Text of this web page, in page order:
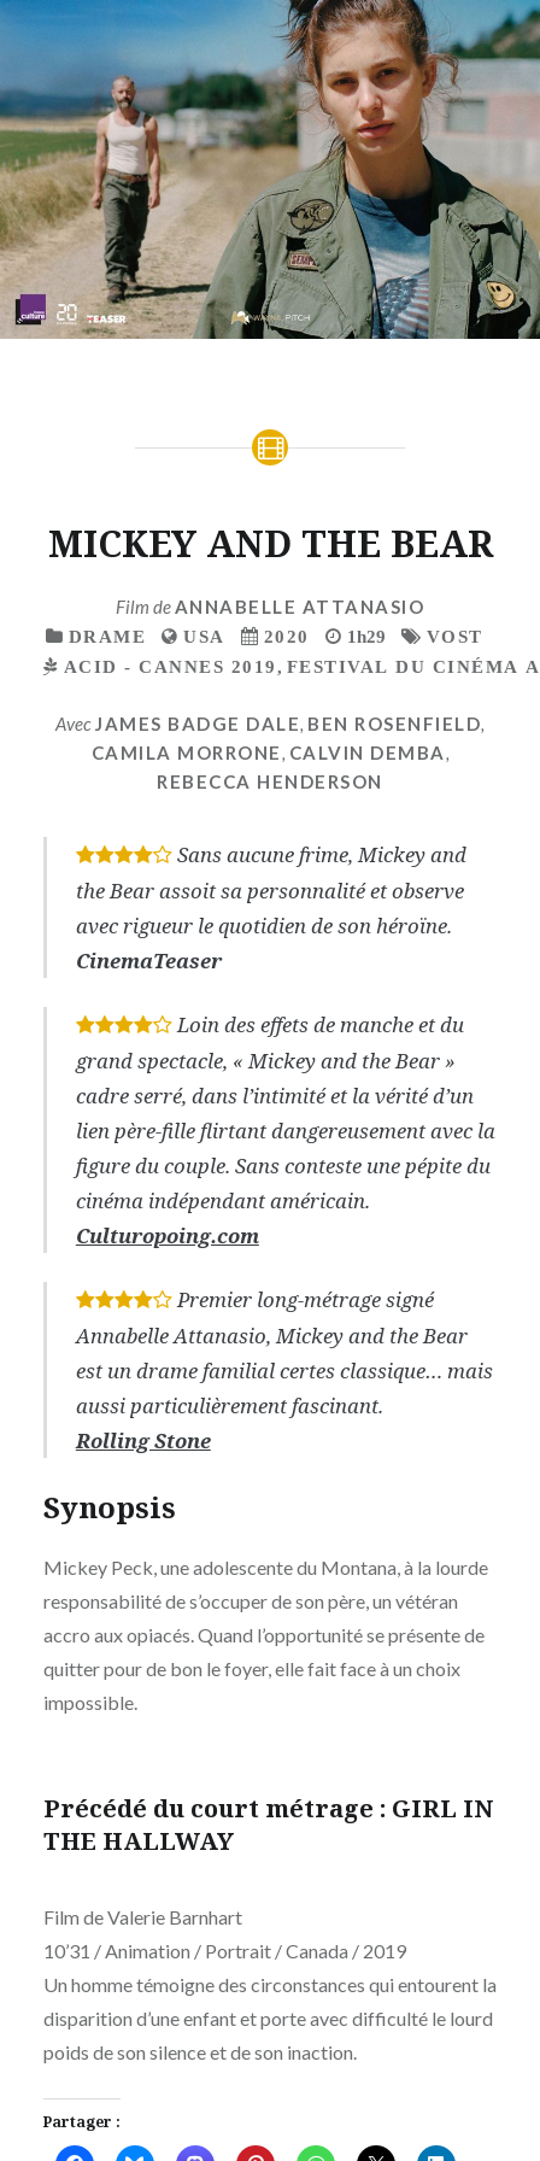
MICKEY AND THE BEAR
Film deANNABELLE ATTANASIO
DRAME USA 2020 1h29
VOST
ACID - CANNES 2019 , FESTIVAL DU CINÉMA
AvecJAMES BADGE DALE, BEN ROSENFIELD,
CAMILA MORRONE, CALVIN DEMBA,
REBECCA HENDERSON
* * * * Sans aucune frime, Mickey and
the Bear assoit sa personnalité et observe
avec rigueur le quotidien de son héroïne.
CinemaTeaser
* * * * Loin des effets de manche et du
grand spectacle, « Mickey and the Bear »
cadre serré, dans l’intimité et la vérité d’un
lien père-fille flirtant dangereusement avec la
figure du couple. Sans conteste une pépite du
cinéma indépendant américain.
Culturopoing.com
* * * * Premier long-métrage signé
Annabelle Attanasio, Mickey and the Bear
est un drame familial certes classique… mais
aussi particulièrement fascinant.
Rolling Stone
Synopsis
Mickey Peck, une adolescente du Montana, à la lourde
responsabilité de s’occuper de son père, un vétéran
accro aux opiacés. Quand l’opportunité se présente de
quitter pour de bon le foyer, elle fait face à un choix
impossible.
Précédé du court métrage : GIRL IN
THE HALLWAY
Film de Valerie Barnhart
10’31 / Animation / Portrait / Canada / 2019
Un homme témoigne des circonstances qui entourent la
disparition d’une enfant et porte avec difficulté le lourd
poids de son silence et de son inaction.
Partager :